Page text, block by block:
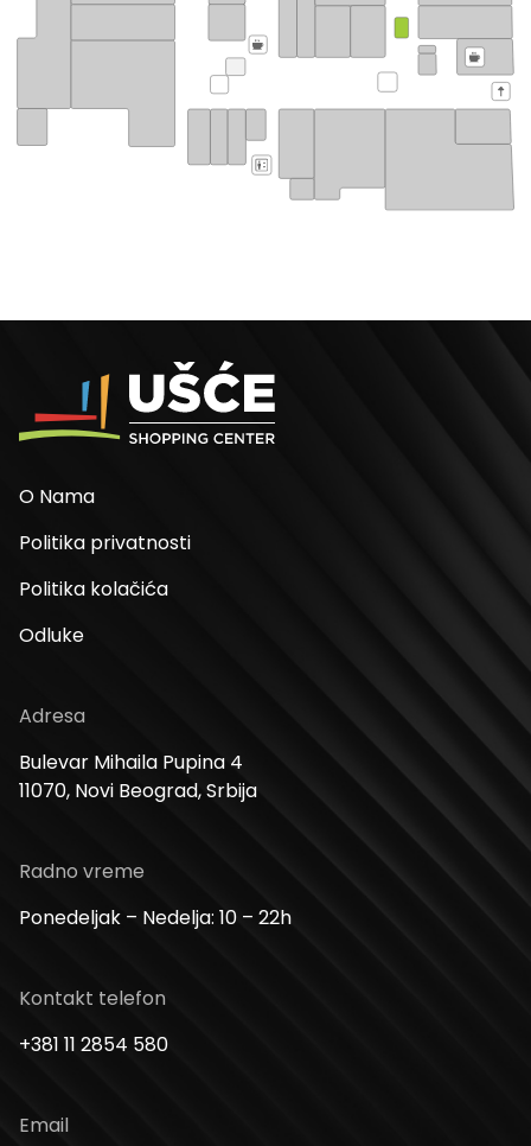
O Nama
Politika privatnosti
Politika kolačića
Odluke
Adresa
Bulevar Mihaila Pupina 4
11070, Novi Beograd, Srbija
Radno vreme
Ponedeljak – Nedelja: 10 – 22h
Kontakt telefon
+381 11 2854 580
Email